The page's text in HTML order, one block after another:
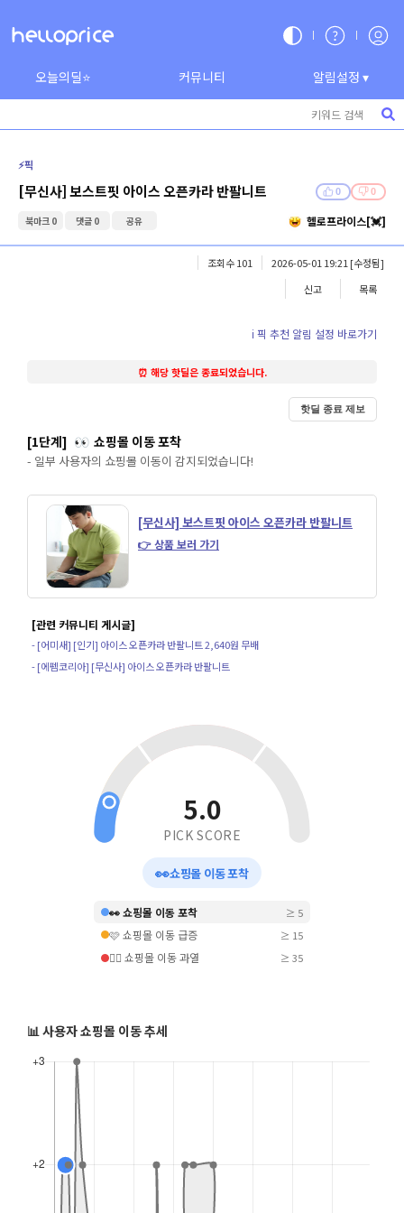
오늘의딜⭐ 커뮤니티 알림설정 ▾
⚡️픽
[무신사] 보스트핏 아이스 오픈카라 반팔니트 0 0
북마크 0 댓글 0 공유 헬로프라이스[💓]
조회수 101 2026-05-01 19:21 [수정됨]
신고
목록
ℹ️ 픽 추천 알림 설정 바로가기
⏰ 해당 핫딜은 종료되었습니다.
핫딜 종료 제보
[1단계] 👀 쇼핑몰 이동 포착
- 일부 사용자의 쇼핑몰 이동이 감지되었습니다!
[무신사] 보스트핏 아이스 오픈카라 반팔니트
👉 상품 보러 가기
[관련 커뮤니티 게시글]
- [어미새] [인기] 아이스 오픈카라 반팔니트 2,640원 무배
- [에펨코리아] [무신사] 아이스 오픈카라 반팔니트
5.0
PICK SCORE
👀쇼핑몰 이동 포착
👀 쇼핑몰 이동 포착 ≥ 5
🩷 쇼핑몰 이동 급증 ≥ 15
❤️‍🔥 쇼핑몰 이동 과열 ≥ 35
📊 사용자 쇼핑몰 이동 추세